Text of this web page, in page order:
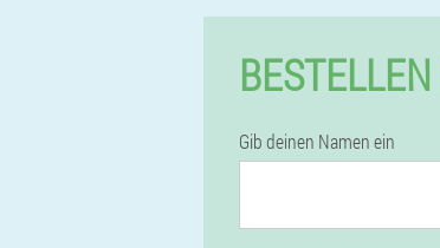
Gib deinen Namen ein